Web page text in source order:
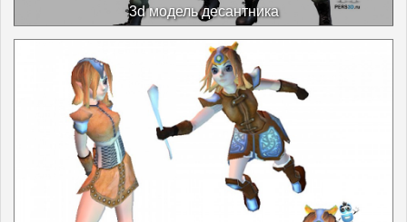
3d модель десантника